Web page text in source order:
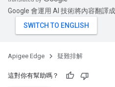
Google 會運用 AI 技術將內容翻譯
Apigee Edge 疑難排解
這對你有幫助嗎？